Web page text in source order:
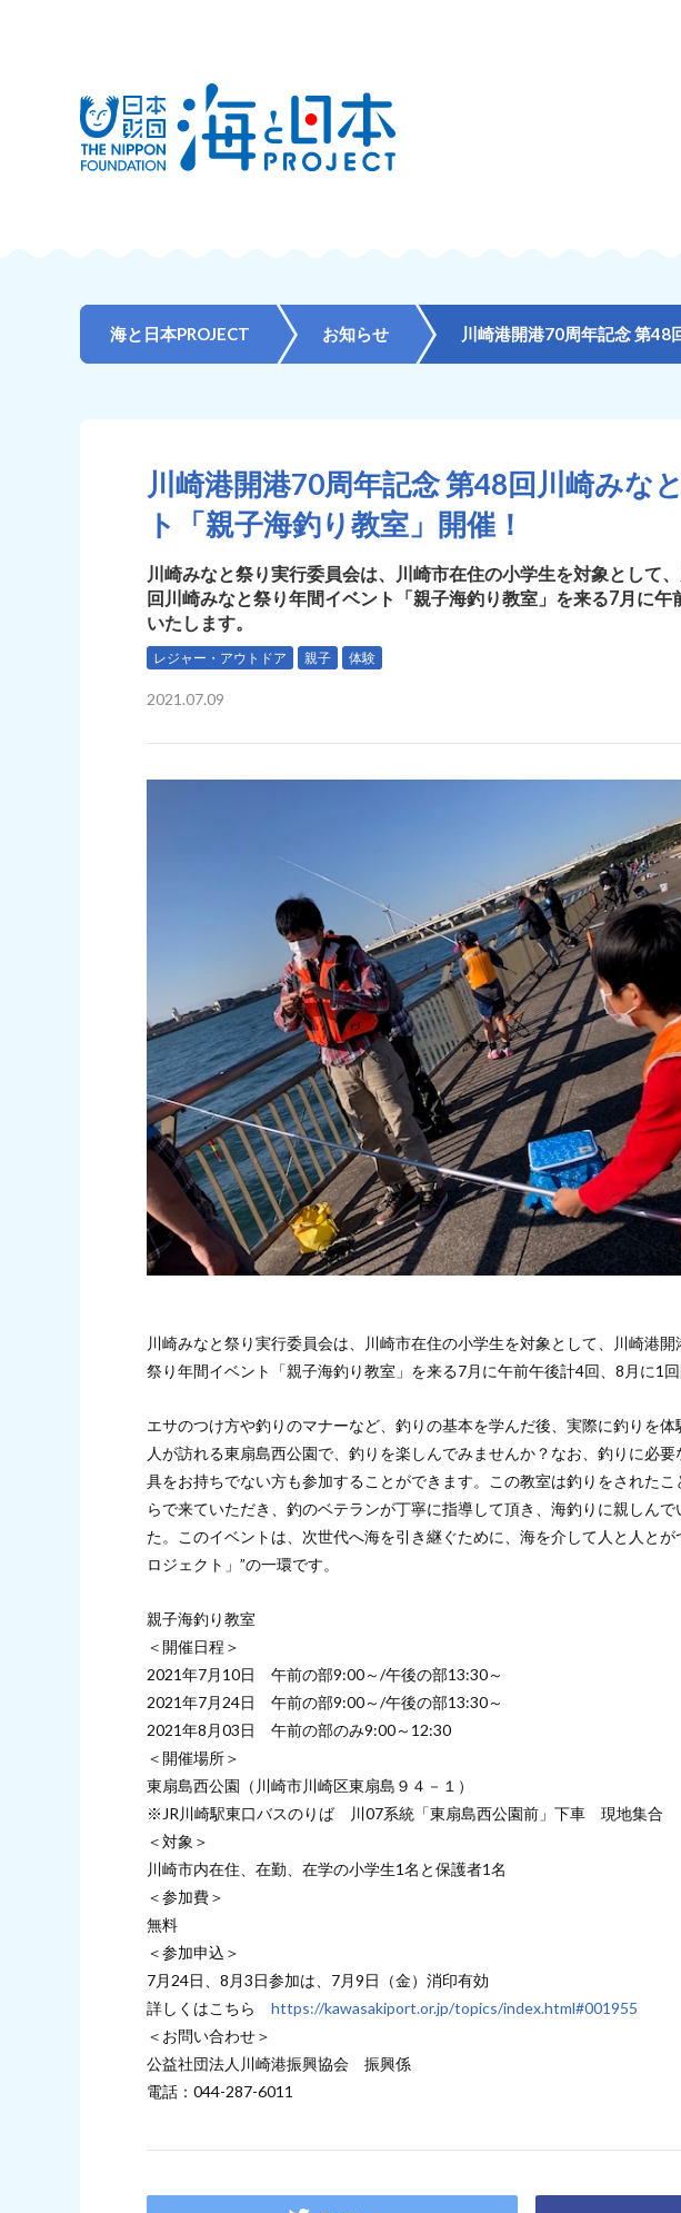
海と日本PROJECT お知らせ 川崎港開港70周年記念 第48
川崎港開港70周年記念 第48回川崎みな
ト「親子海釣り教室」開催！
川崎みなと祭り実行委員会は、川崎市在住の小学生を対象として
回川崎みなと祭り年間イベント「親子海釣り教室」を来る7月に
いたします。
レジャー・アウトドア 親子 体験
2021.07.09
川崎みなと祭り実行委員会は、川崎市在住の小学生を対象として、川崎港
祭り年間イベント「親子海釣り教室」を来る7月に午前午後計4回、8月に1回
エサのつけ方や釣りのマナーなど、釣りの基本を学んだ後、実際に釣りを
人が訪れる東扇島西公園で、釣りを楽しんでみませんか？なお、釣りに必
具をお持ちでない方も参加することができます。この教室は釣りをされた
らで来ていただき、釣のベテランが丁寧に指導して頂き、海釣りに親しん
た。このイベントは、次世代へ海を引き継ぐために、海を介して人と人と
ロジェクト」”の一環です。
親子海釣り教室
＜開催日程＞
2021年7月10日 午前の部9:00～/午後の部13:30～
2021年7月24日 午前の部9:00～/午後の部13:30～
2021年8月03日 午前の部のみ9:00～12:30
＜開催場所＞
東扇島西公園（川崎市川崎区東扇島９４－１）
※JR川崎駅東口バスのりば 川07系統「東扇島西公園前」下車 現地集合
＜対象＞
川崎市内在住、在勤、在学の小学生1名と保護者1名
＜参加費＞
無料
＜参加申込＞
7月24日、8月3日参加は、7月9日（金）消印有効
詳しくはこちら https://kawasakiport.or.jp/topics/index.html#001955
＜お問い合わせ＞
公益社団法人川崎港振興協会 振興係
電話：044-287-6011